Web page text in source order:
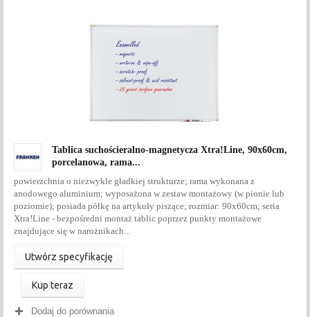
Tablica suchościeralno-magnetycza Xtra!Line, 90x60cm,
porcelanowa, rama...
powierzchnia o niezwykle gładkiej strukturze; rama wykonana z
anodowego aluminium; wyposażona w zestaw montażowy (w pionie lub
poziomie); posiada półkę na artykuły piszące; rozmiar: 90x60cm; seria
Xtra!Line - bezpośredni montaż tablic poprzez punkty montażowe
znajdujące się w narożnikach...
Utwórz specyfikację
Kup teraz
Dodaj do porównania